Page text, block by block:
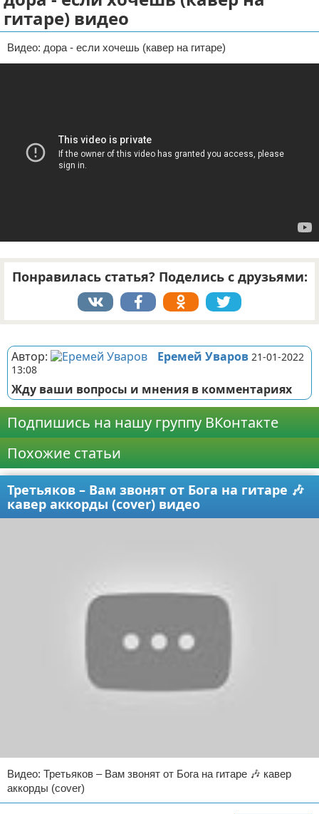
Отказ от ответственности
гитаре) видео
Видео: дора - если хочешь (кавер на гитаре)
Понравилась статья? Поделись с друзьями:
Автор: Еремей Уваров 21-01-2022
13:08
Жду ваши вопросы и мнения в комментариях
Подпишись на нашу группу ВКонтакте
Похожие статьи
Третьяков – Вам звонят от Бога на гитаре 🎶
кавер аккорды (cover) видео
Видео: Третьяков – Вам звонят от Бога на гитаре 🎶 кавер
аккорды (cover)